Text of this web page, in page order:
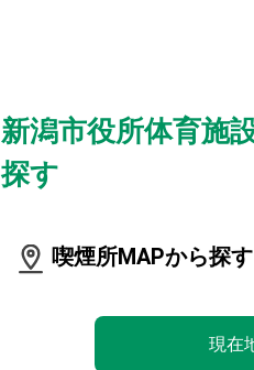
新潟市役所体育施
探す
喫煙所MAPから探す
現在